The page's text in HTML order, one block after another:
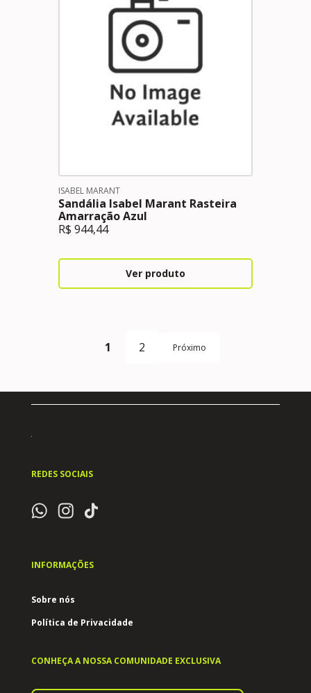
ISABEL MARANT
Sandália Isabel Marant Rasteira
Amarração Azul
R$ 944,44
Ver produto
1 2 Próximo
REDES SOCIAIS
INFORMAÇÕES